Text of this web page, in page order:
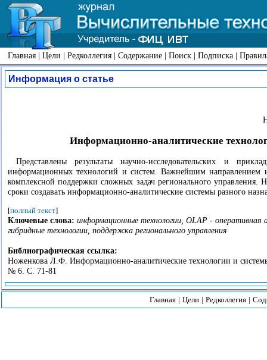
Главная | Цели | Редколлегия | Содержание | Поиск | Подписка |
Информация о статье
Информационно-аналитические
Представлены результаты научно-исследовательских и
информационных технологий и систем. Важнейшим направлением
комплексной поддержки сложных задач регионального управления.
сроки создавать информационно-аналитические системы разного
[полный текст]
Ключевые слова: информационные технологии, OLAP - оперативная
гибридные технологии, поддержка регионального управления
Библиографическая ссылка:
Ноженкова Л.Ф. Информационно-аналитические технологии и
№ 6. С. 71-81
Главная | Цели | Редколлегия |